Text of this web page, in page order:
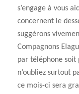
s’engage à vous
concernent le
suggérons
Compagnons
par téléphone soit
n’oubliez surtout
ce mois-ci sera